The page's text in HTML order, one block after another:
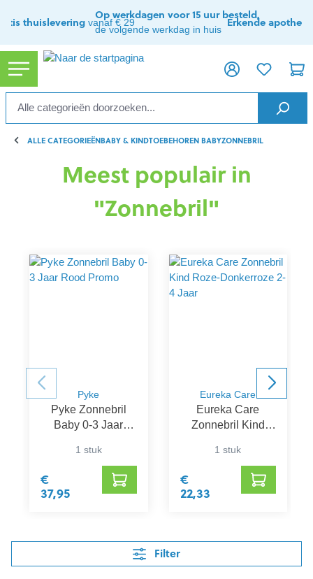
thuislevering vanaf € 29
Op werkdagen voor 15 uur besteld,
de volgende werkdag in huis
Erkende apotheek
ALLE CATEGORIEËNBABY & KINDTOEBEHOREN BABYZONNEBRIL
Meest populair in
"Zonnebril"
Pyke
Pyke Zonnebril
Baby 0-3 Jaar
1 stuk
€
37,95
Eureka Care
Eureka Care
Zonnebril Kind
2-4 Jaar
1 stuk
€
22,33
Filter